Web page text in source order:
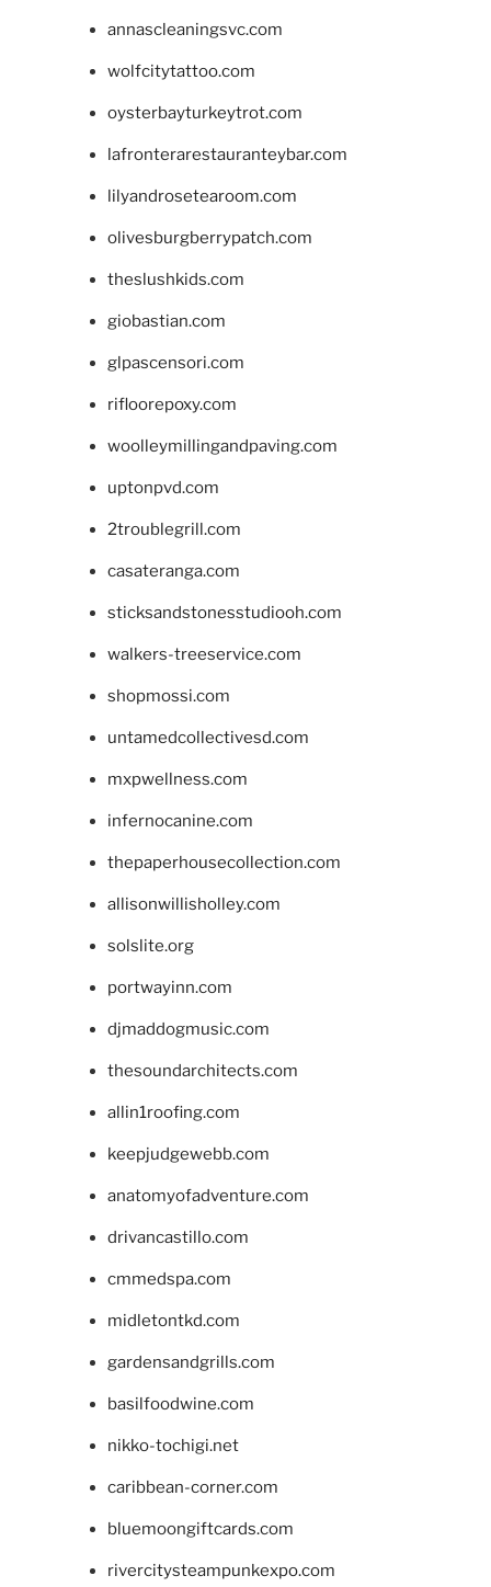
annascleaningsvc.com
wolfcitytattoo.com
oysterbayturkeytrot.com
lafronterarestauranteybar.com
lilyandrosetearoom.com
olivesburgberrypatch.com
theslushkids.com
giobastian.com
glpascensori.com
rifloorepoxy.com
woolleymillingandpaving.com
uptonpvd.com
2troublegrill.com
casateranga.com
sticksandstonesstudiooh.com
walkers-treeservice.com
shopmossi.com
untamedcollectivesd.com
mxpwellness.com
infernocanine.com
thepaperhousecollection.com
allisonwillisholley.com
solslite.org
portwayinn.com
djmaddogmusic.com
thesoundarchitects.com
allin1roofing.com
keepjudgewebb.com
anatomyofadventure.com
drivancastillo.com
cmmedspa.com
midletontkd.com
gardensandgrills.com
basilfoodwine.com
nikko-tochigi.net
caribbean-corner.com
bluemoongiftcards.com
rivercitysteampunkexpo.com